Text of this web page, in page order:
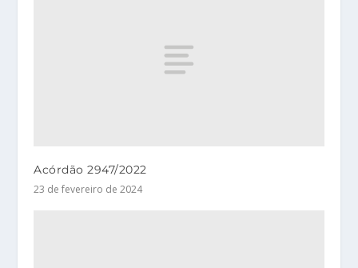
Acórdão 2947/2022
23 de fevereiro de 2024